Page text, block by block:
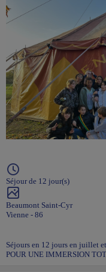
Séjour de 12 jour(s)
Beaumont Saint-Cyr
Vienne - 86
Séjours en 12 jours en juillet
POUR UNE IMMERSION